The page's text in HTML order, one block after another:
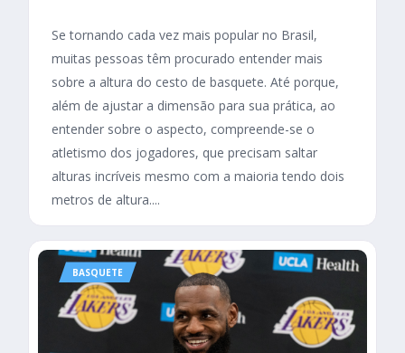
Se tornando cada vez mais popular no Brasil,
muitas pessoas têm procurado entender mais
sobre a altura do cesto de basquete. Até porque,
além de ajustar a dimensão para sua prática, ao
entender sobre o aspecto, compreende-se o
atletismo dos jogadores, que precisam saltar
alturas incríveis mesmo com a maioria tendo dois
metros de altura....
BASQUETE